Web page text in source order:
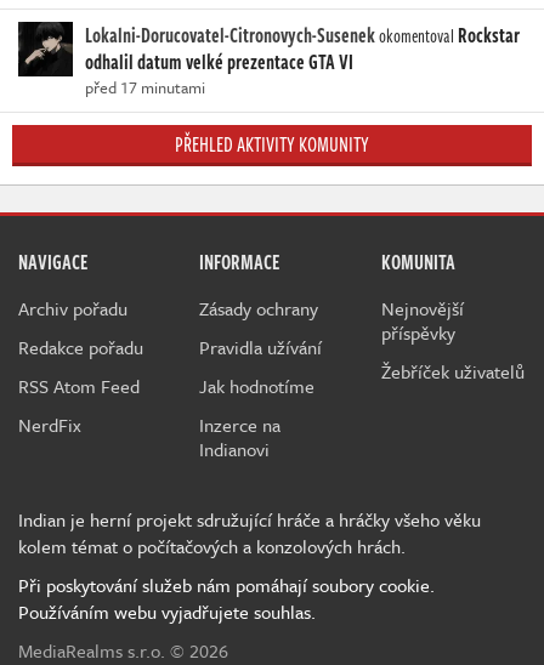
Lokalni-Dorucovatel-Citronovych-Susenekokomentoval Rockstar
odhalil datum velké prezentace GTA VI
před 17 minutami
PŘEHLED AKTIVITY KOMUNITY
NAVIGACE
Archiv pořadu
Redakce pořadu
RSS Atom Feed
NerdFix
INFORMACE
Zásady ochrany
Pravidla užívání
Jak hodnotíme
Inzerce na
Indianovi
KOMUNITA
Nejnovější
příspěvky
Žebříček uživatelů
Indian je herní projekt sdružující hráče a hráčky všeho věku
kolem témat o počítačových a konzolových hrách.
Při poskytování služeb nám pomáhají soubory cookie.
Používáním webu vyjadřujete souhlas.
MediaRealms s.r.o. © 2026